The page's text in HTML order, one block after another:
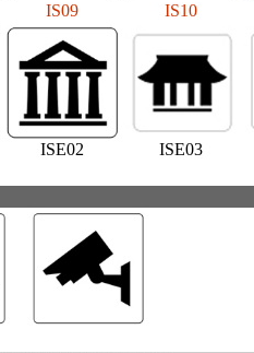
IS09 IS10
ISE02 ISE03